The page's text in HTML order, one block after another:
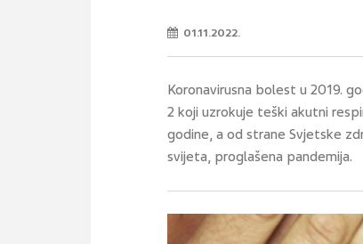
01.11.2022.
Koronavirusna bolest u 2019.
2 koji uzrokuje teški akutni
godine, a od strane Svjetske
svijeta, proglašena pandemija.